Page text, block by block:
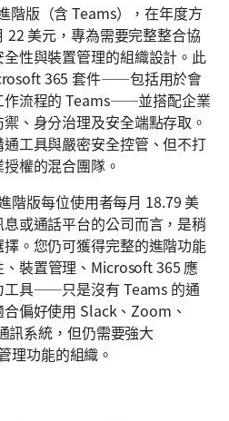
階版（含 Teams），在年度方
22 美元，專為需要完整整合協
性與裝置管理的組織設計。此
365 套件——包括用於會
作流程的 Teams——並搭配企業
、身分治理及安全端點存取。
工具與嚴密安全控管、但不打
權的混合團隊。
階版每位使用者每月 18.79 美
或通話平台的公司而言，是稍
。您仍可獲得完整的進階功能
裝置管理、Microsoft 365 應
工具——只是沒有 Teams 的通
偏好使用 Slack、Zoom、
訊系統，但仍需要強大
理功能的組織。